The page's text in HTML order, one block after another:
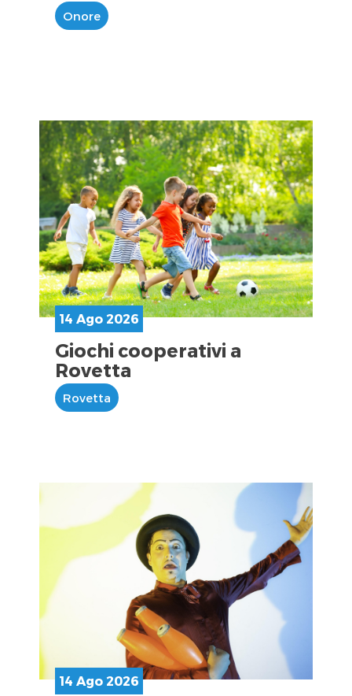
Onore
14 Ago 2026
Giochi cooperativi a
Rovetta
Rovetta
14 Ago 2026